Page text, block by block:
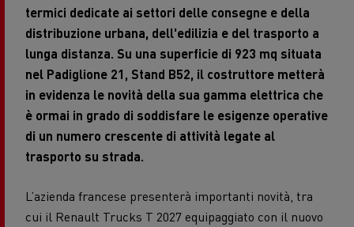
termici dedicate ai settori delle consegne e della
distribuzione urbana, dell'edilizia e del trasporto a
lunga distanza. Su una superficie di 923 mq situata
nel Padiglione 21, Stand B52, il costruttore metterà
in evidenza le novità della sua gamma elettrica che
è ormai in grado di soddisfare le esigenze operative
di un numero crescente di attività legate al
trasporto su strada.
L’azienda francese presenterà importanti novità, tra
cui il Renault Trucks T 2027 equipaggiato con il nuovo